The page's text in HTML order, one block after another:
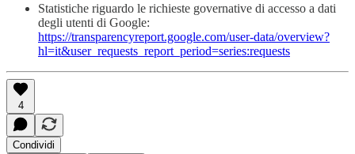
Statistiche riguardo le richieste governative di accesso a dati
degli utenti di Google:
https://transparencyreport.google.com/user-data/overview?
hl=it&user_requests_report_period=series:requests
4
Condividi